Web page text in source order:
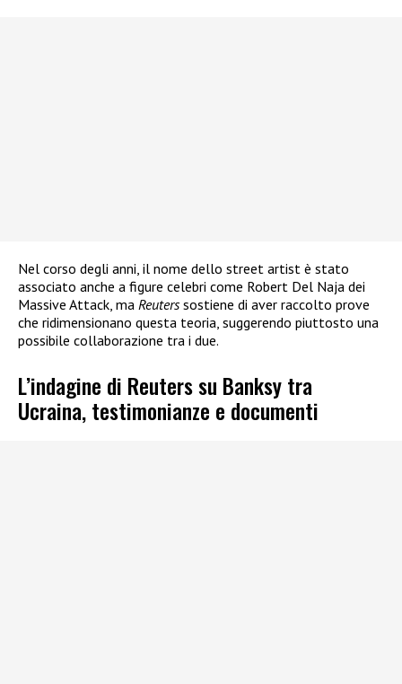
Nel corso degli anni, il nome dello street artist è stato
associato anche a figure celebri come Robert Del Naja dei
Massive Attack, ma Reuterssostiene di aver raccolto prove
che ridimensionano questa teoria, suggerendo piuttosto una
possibile collaborazione tra i due.
L’indagine di Reuters su Banksy tra
Ucraina, testimonianze e documenti